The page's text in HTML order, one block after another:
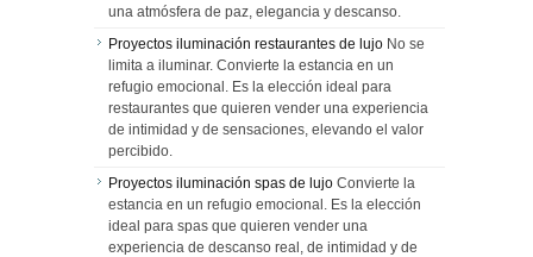
una atmósfera de paz, elegancia y descanso.
Proyectos iluminación restaurantes de lujo No se
limita a iluminar. Convierte la estancia en un
refugio emocional. Es la elección ideal para
restaurantes que quieren vender una experiencia
de intimidad y de sensaciones, elevando el valor
percibido.
Proyectos iluminación spas de lujo Convierte la
estancia en un refugio emocional. Es la elección
ideal para spas que quieren vender una
experiencia de descanso real, de intimidad y de